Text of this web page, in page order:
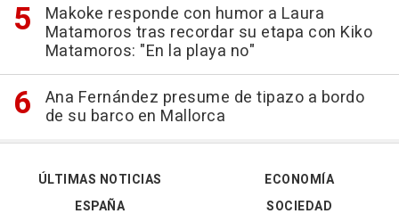
Makoke responde con humor a Laura
Matamoros tras recordar su etapa con Kiko
Matamoros: "En la playa no"
Ana Fernández presume de tipazo a bordo
de su barco en Mallorca
ÚLTIMAS NOTICIAS
ESPAÑA
ECONOMÍA
SOCIEDAD